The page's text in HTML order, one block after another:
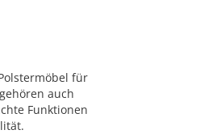
für
auch
Funktionen